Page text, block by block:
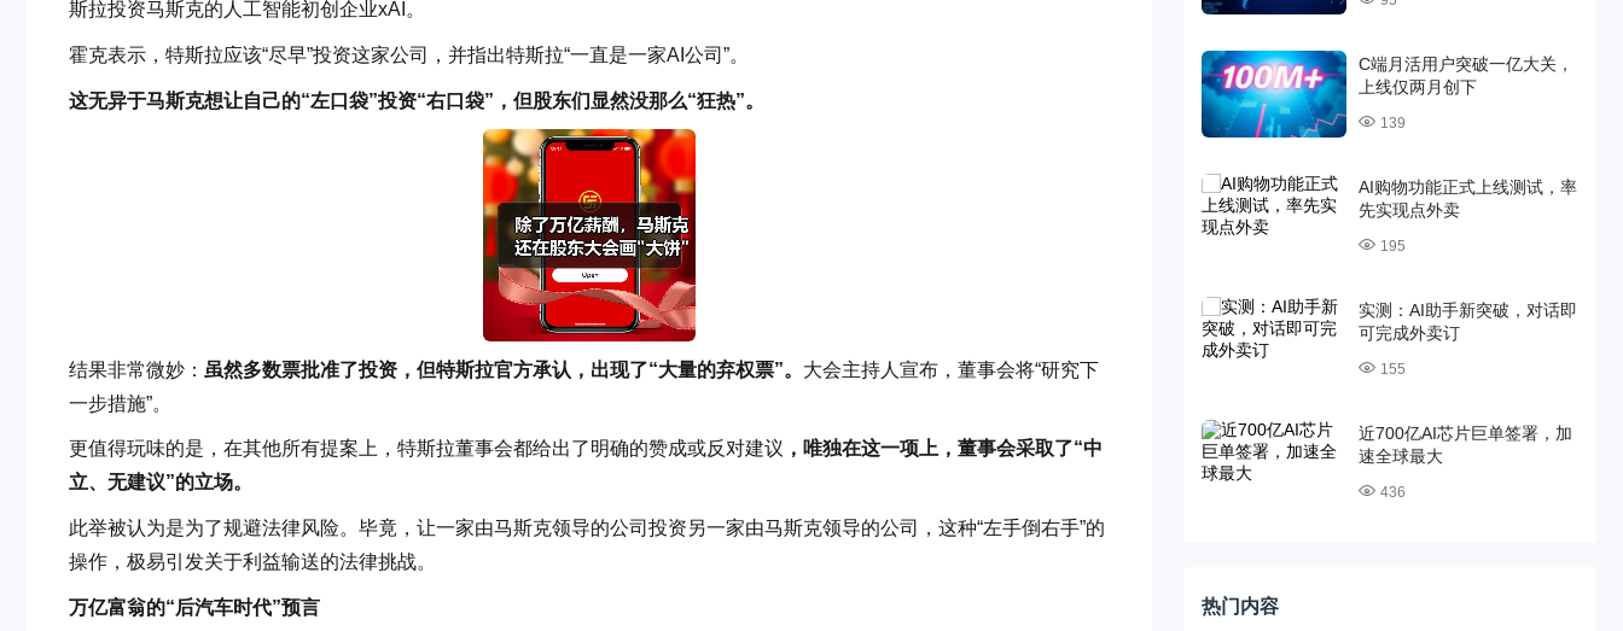
斯拉投资马斯克的人工智能初创企业xAI。
霍克表示，特斯拉应该“尽早”投资这家公司，并指出特斯拉“一直是一家AI公司”。
这无异于马斯克想让自己的“左口袋”投资“右口袋”，但股东们显然没那么“狂热”。
结果非常微妙： 虽然多数票批准了投资，但特斯拉官方承认，出现了“大量的弃权票”。 大会主持人宣布，董事会将“研究下
一步措施”。
更值得玩味的是，在其他所有提案上，特斯拉董事会都给出了明确的赞成或反对建议 ，唯独在这一项上，董事会采取了“中
立、无建议”的立场。
此举被认为是为了规避法律风险。毕竟，让一家由马斯克领导的公司投资另一家由马斯克领导的公司，这种“左手倒右手”的
操作，极易引发关于利益输送的法律挑战。
万亿富翁的“后汽车时代”预言
C端月活用户突破一亿大关，
上线仅两月创下
139
AI购物功能正式上线测试，率
先实现点外卖
195
实测：AI助手新突破，对话即
可完成外卖订
155
近700亿AI芯片巨单签署，加
速全球最大
436
热门内容